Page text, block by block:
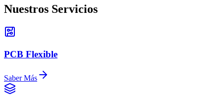
Nuestros Servicios
PCB Flexible
Saber Más